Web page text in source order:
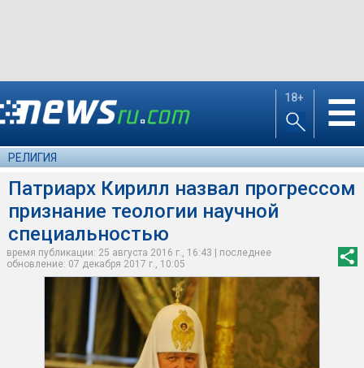
18+ ☰
РЕЛИГИЯ
Патриарх Кирилл назвал прогрессом
признание теологии научной
специальностью
время публикации: 25 августа 2016 г., 16:43 | последнее
обновление: 07 декабря 2017 г., 10:05